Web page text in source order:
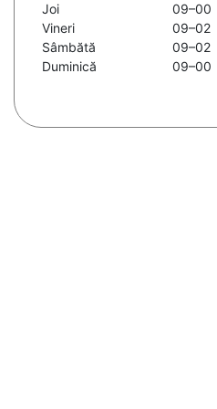
Joi
09–00
Vineri
09–02
Sâmbătă
09–02
Duminică
09–00